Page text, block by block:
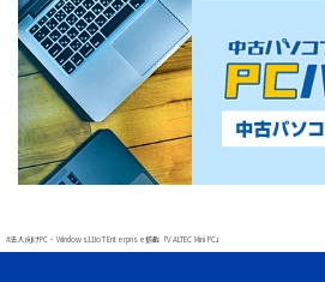
#法人向けPC・Windows11IoT Enterprise搭載「VALTEC Mini PC」